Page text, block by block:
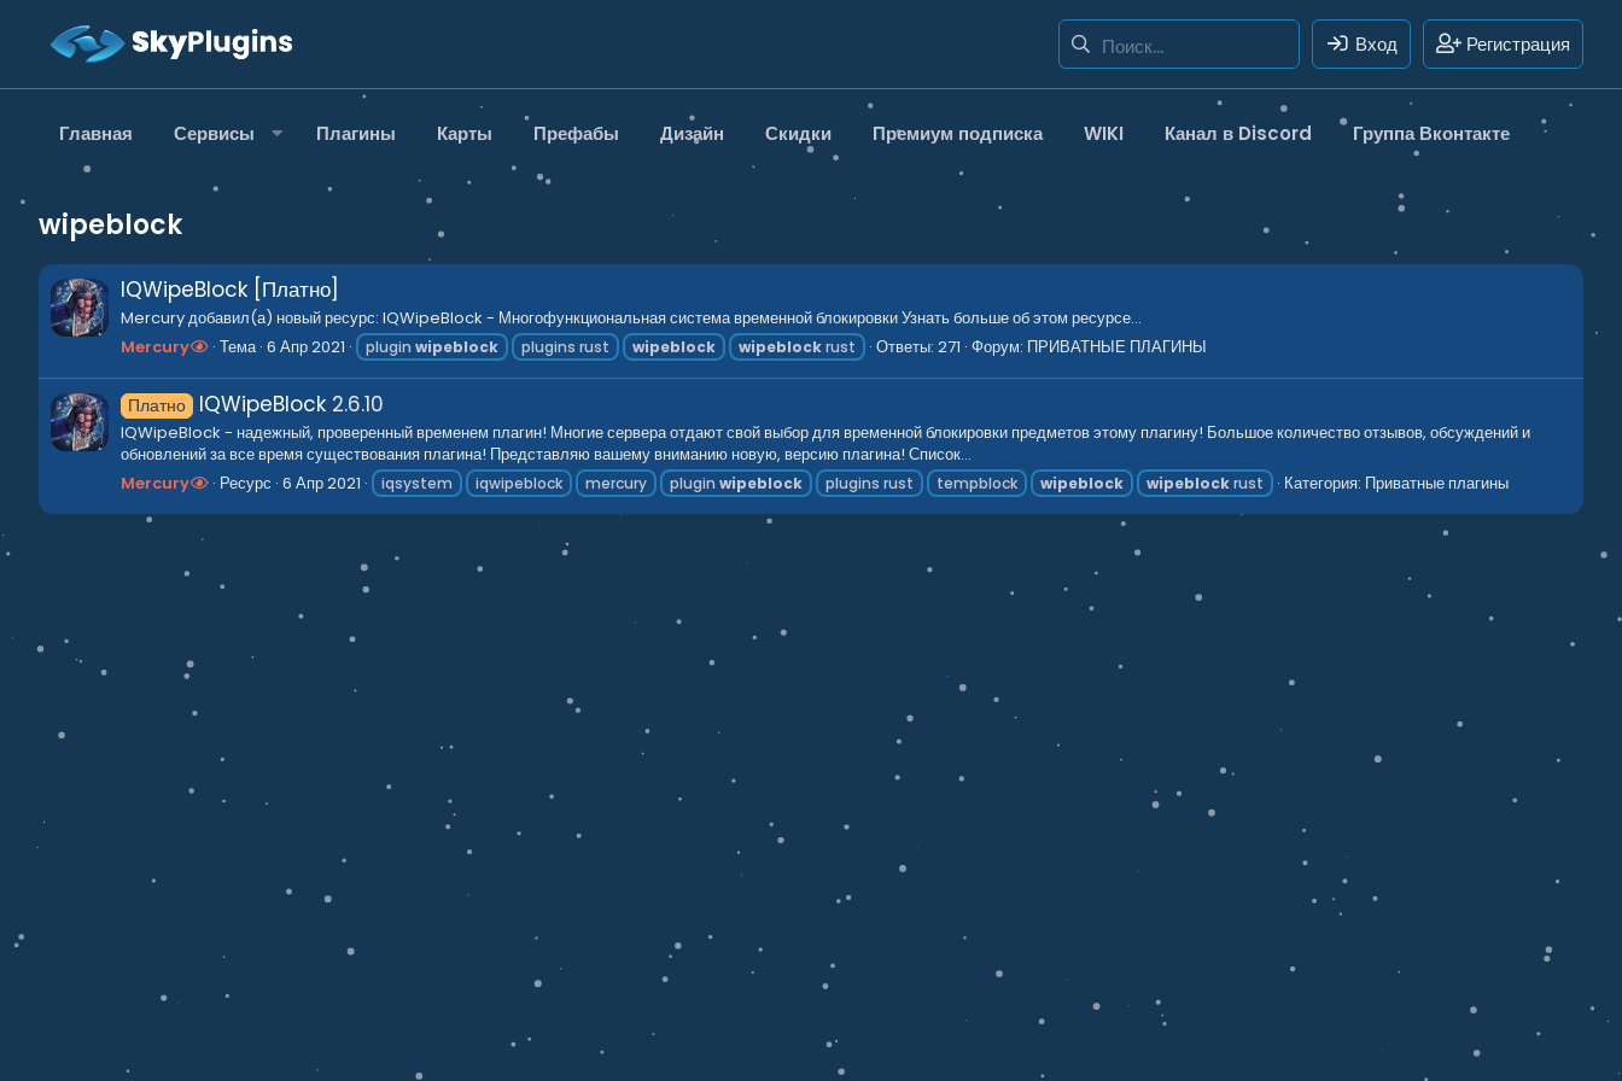
Вход Регистрация
Главная Сервисы Плагины Карты Префабы Дизайн Скидки Премиум подписка WIKI Канал в Discord Группа Вконтакте
wipeblock
IQWipeBlock [Платно]
Mercury добавил(а) новый ресурс: IQWipeBlock - Многофункциональная система временной блокировки Узнать больше об этом ресурсе...
Mercury
Тема 6 Апр 2021 pluginwipeblock plugins rust wipeblock wipeblockrust Ответы: 271 Форум: ПРИВАТНЫЕ ПЛАГИНЫ
Платно IQWipeBlock 2.6.10
IQWipeBlock - надежный, проверенный временем плагин! Многие сервера отдают свой выбор для временной блокировки предметов этому плагину! Большое количество отзывов, обсуждений и
обновлений за все время существования плагина! Представляю вашему вниманию новую, версию плагина! Список...
Mercury
Ресурс 6 Апр 2021 iqsystem iqwipeblock mercury pluginwipeblock plugins rust tempblock wipeblock wipeblockrust Категория: Приватные плагины